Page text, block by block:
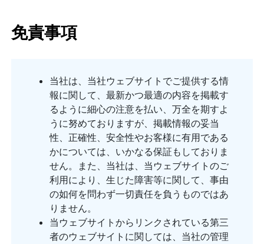
免責事項
当社は、当社ウェブサイトでご提供する情
報に関して、最新かつ最適の内容を掲載す
るように細心の注意を払い、万全を期すよ
うに努めておりますが、掲載情報の妥当
性、正確性、安全性やお客様に有用である
かについては、いかなる保証もしておりま
せん。また、当社は、当ウェブサイトのご
利用により、生じた障害等に関して、事由
の如何を問わず一切責任を負うものではあ
りません。
当ウェブサイトからリンクされている第三
者のウェブサイトに関しては、当社の管理